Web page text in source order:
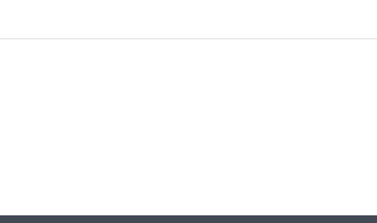
bordsaga til Festool billigere